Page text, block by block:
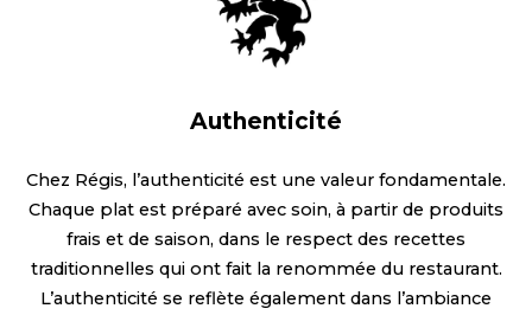
Authenticité
Chez Régis, l’authenticité est une valeur fondamentale.
Chaque plat est préparé avec soin, à partir de produits
frais et de saison, dans le respect des recettes
traditionnelles qui ont fait la renommée du restaurant.
L’authenticité se reflète également dans l’ambiance